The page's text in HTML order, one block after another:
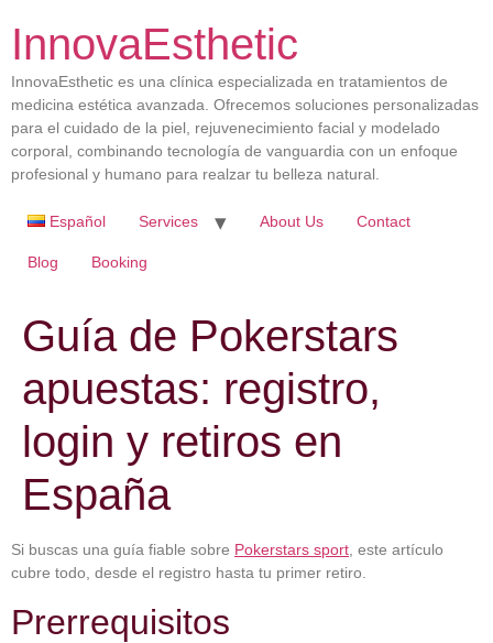
InnovaEsthetic
InnovaEsthetic es una clínica especializada en tratamientos de
medicina estética avanzada. Ofrecemos soluciones personalizadas
para el cuidado de la piel, rejuvenecimiento facial y modelado
corporal, combinando tecnología de vanguardia con un enfoque
profesional y humano para realzar tu belleza natural.
Español Services About Us Contact
Blog Booking
Guía de Pokerstars
apuestas: registro,
login y retiros en
España
Si buscas una guía fiable sobre Pokerstars sport, este artículo
cubre todo, desde el registro hasta tu primer retiro.
Prerrequisitos